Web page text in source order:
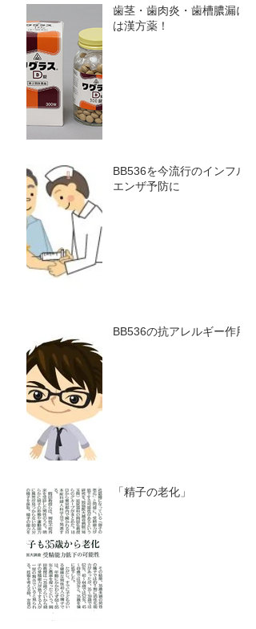
歯茎・歯肉炎・歯槽膿漏に
は漢方薬！
BB536を今流行のインフル
エンザ予防に
BB536の抗アレルギー作用
「精子の老化」